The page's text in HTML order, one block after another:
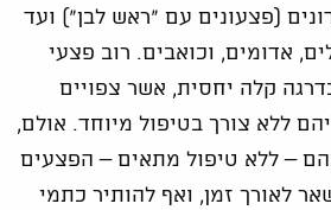
(פצעונים עם "ראש לבן") ועד
אדומים, וכואבים. רוב פצעי
קלה יחסית, אשר צפויים
ללא צורך בטיפול מיוחד. אולם,
– ללא טיפול מתאים – הפצעים
לאורך זמן, ואף להותיר כתמי